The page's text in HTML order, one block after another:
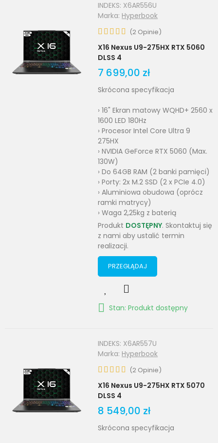
INDEKS: X6AR556U
Marka: Hyperbook
(2 Opinie)
X16 Nexus U9-275HX RTX 5060
DLSS 4
7 699,00 zł
Skrócona specyfikacja
› 16" Ekran matowy WQHD+ 2560 x
1600 LED 180Hz
› Procesor Intel Core Ultra 9
275HX
› NVIDIA GeForce RTX 5060 (Max.
130W)
› Do 64GB RAM (2 banki pamięci)
› Porty: 2x M.2 SSD (2 x PCIe 4.0)
› Aluminiowa obudowa (oprócz
ramki matrycy)
› Waga 2,25kg z baterią
Produkt DOSTĘPNY. Skontaktuj się
z nami aby ustalić termin
realizacji.
PRZEGLĄDAJ
Stan: Produkt dostępny
INDEKS: X6AR557U
Marka: Hyperbook
(2 Opinie)
X16 Nexus U9-275HX RTX 5070
DLSS 4
8 549,00 zł
Skrócona specyfikacja